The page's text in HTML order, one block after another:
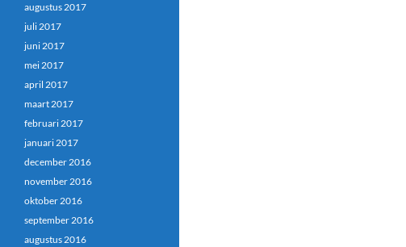
augustus 2017
juli 2017
juni 2017
mei 2017
april 2017
maart 2017
februari 2017
januari 2017
december 2016
november 2016
oktober 2016
september 2016
augustus 2016